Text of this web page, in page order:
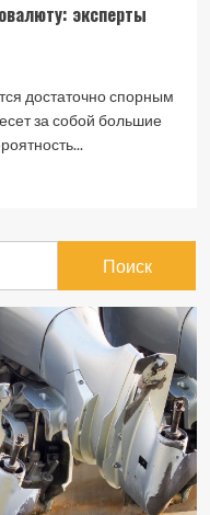
эксперты
достаточно спорным
за собой большие